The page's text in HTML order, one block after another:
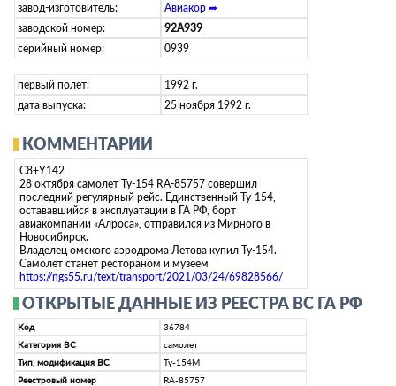
завод-изготовитель:
Авиакор ➦
заводской номер:
92A939
серийный номер:
0939
первый полет:
1992 г.
дата выпуска:
25 ноября 1992 г.
КОММЕНТАРИИ
C8+Y142
28 октября самолет Ту-154 RA-85757 совершил
последний регулярный рейс. Единственный Ту-154,
остававшийся в эксплуатации в ГА РФ, борт
авиакомпании «Алроса», отправился из Мирного в
Новосибирск.
Владелец омского аэродрома Летова купил Ту-154.
Самолет станет рестораном и музеем
https://ngs55.ru/text/transport/2021/03/24/69828566/
ОТКРЫТЫЕ ДАННЫЕ ИЗ РЕЕСТРА ВС ГА РФ
Код
36784
Категория ВС
самолет
Тип, модификация ВС
Ту-154М
Реестровый номер
RA-85757